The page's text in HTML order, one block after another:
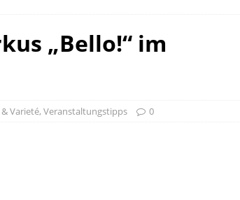
„Bello!“ im
Varieté, Veranstaltungstipps 0